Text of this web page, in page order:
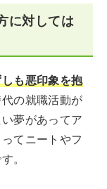
に対しては
も悪印象を抱
の就職活動が
夢があってア
てニートやフ
。